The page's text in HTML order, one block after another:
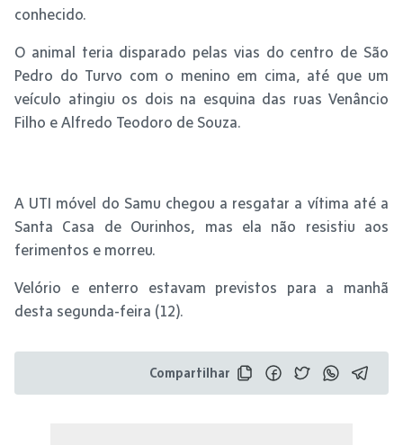
conhecido.
O animal teria disparado pelas vias do centro de São
Pedro do Turvo com o menino em cima, até que um
veículo atingiu os dois na esquina das ruas Venâncio
Filho e Alfredo Teodoro de Souza.
A UTI móvel do Samu chegou a resgatar a vítima até a
Santa Casa de Ourinhos, mas ela não resistiu aos
ferimentos e morreu.
Velório e enterro estavam previstos para a manhã
desta segunda-feira (12).
Compartilhar